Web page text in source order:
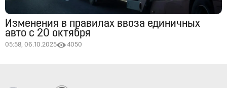
Изменения в правилах ввоза единичных
авто с 20 октября
05:58, 06.10.2025 4050